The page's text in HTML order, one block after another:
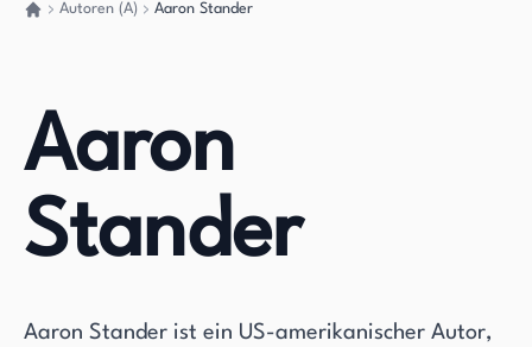
Autoren (A) Aaron Stander
Aaron
Stander
Aaron Stander ist ein US-amerikanischer Autor,